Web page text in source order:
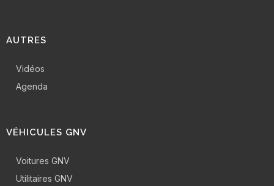
AUTRES
Vidéos
Agenda
VÉHICULES GNV
Voitures GNV
Utilitaires GNV